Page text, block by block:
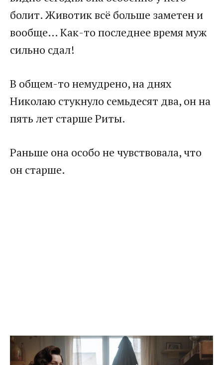
болит. Животик всё больше заметен и
вообще… Как-то последнее время муж
сильно сдал!
В общем-то немудрено, на днях
Николаю стукнуло семьдесят два, он на
пять лет старше Риты.
Раньше она особо не чувствовала, что
он старше.